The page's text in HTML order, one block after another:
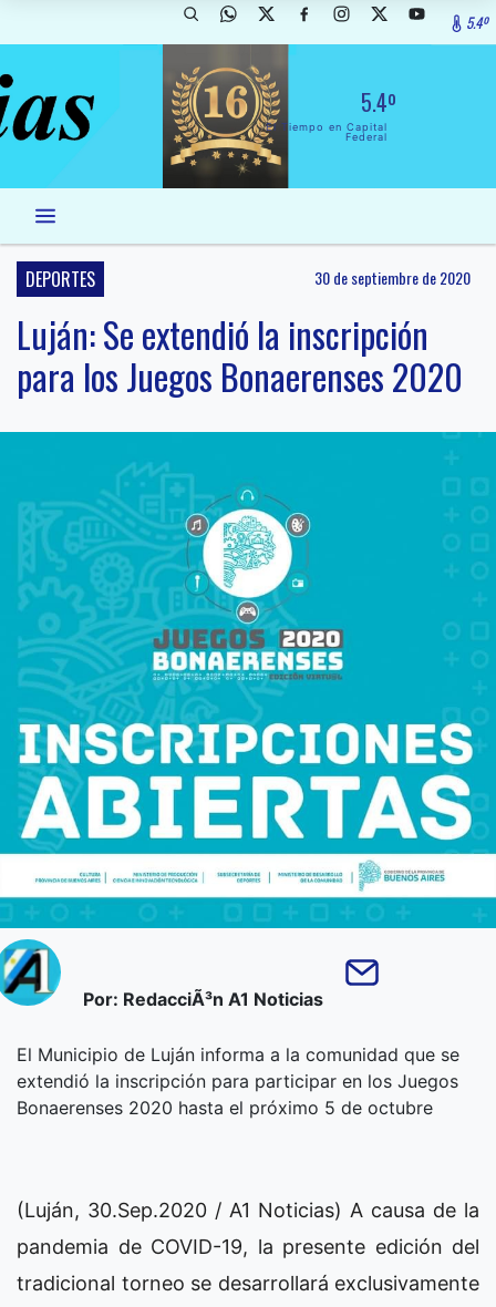
5.4º
5.4º
El Tiempo en Capital
Federal
DEPORTES 30 de septiembre de 2020
Luján: Se extendió la inscripción
para los Juegos Bonaerenses 2020
Por: RedacciÃ³n A1 Noticias
El Municipio de Luján informa a la comunidad que se
extendió la inscripción para participar en los Juegos
Bonaerenses 2020 hasta el próximo 5 de octubre
(Luján, 30.Sep.2020 / A1 Noticias) A causa de la
pandemia de COVID-19, la presente edición del
tradicional torneo se desarrollará exclusivamente